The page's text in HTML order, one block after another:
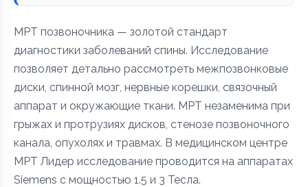
МРТ позвоночника — золотой стандарт
диагностики заболеваний спины. Исследование
позволяет детально рассмотреть межпозвонковые
диски, спинной мозг, нервные корешки, связочный
аппарат и окружающие ткани. МРТ незаменима при
грыжах и протрузиях дисков, стенозе позвоночного
канала, опухолях и травмах. В медицинском центре
МРТ Лидер исследование проводится на аппаратах
Siemens с мощностью 1.5 и 3 Тесла.